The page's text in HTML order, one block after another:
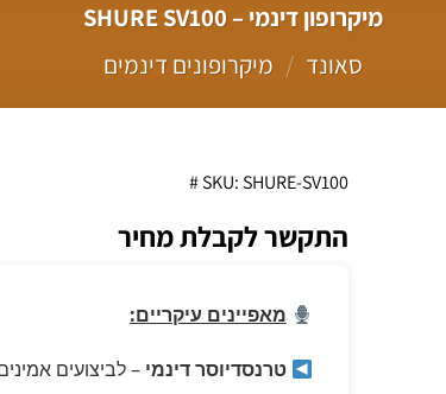
מיקרופון דינמי – SHURE SV100
סאונד / מיקרופונים דינמים
SKU: SHURE-SV100 #
התקשר לקבלת מחיר
מאפיינים עיקריים:
טרנסדיוסר דינמי – לביצועים